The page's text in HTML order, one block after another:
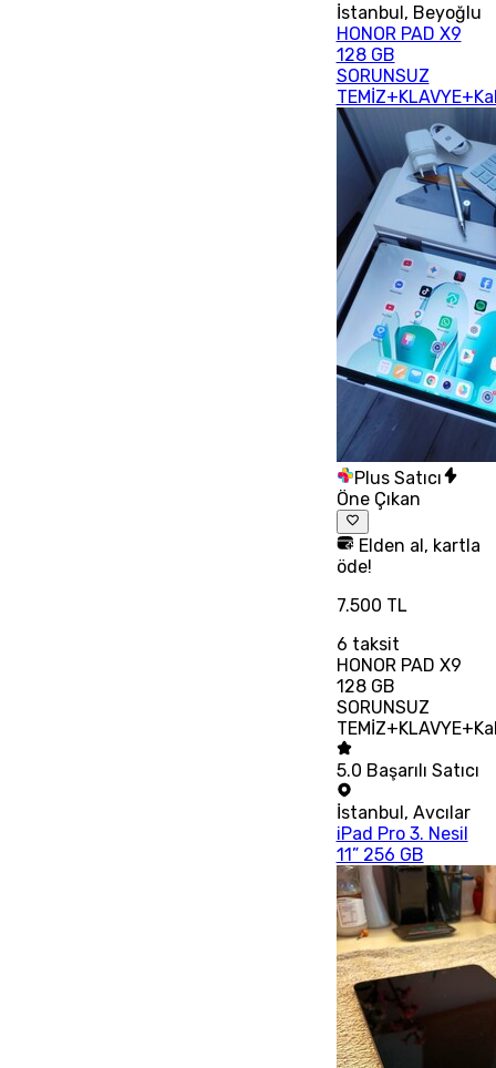
İstanbul, Beyoğlu
HONOR PAD X9
128 GB
SORUNSUZ
Plus Satıcı
Öne Çıkan
Elden al, kartla
öde!
7.500 TL
6 taksit
HONOR PAD X9
128 GB
SORUNSUZ
5.0 Başarılı Satıcı
İstanbul , Avcılar
iPad Pro 3. Nesil
11” 256 GB